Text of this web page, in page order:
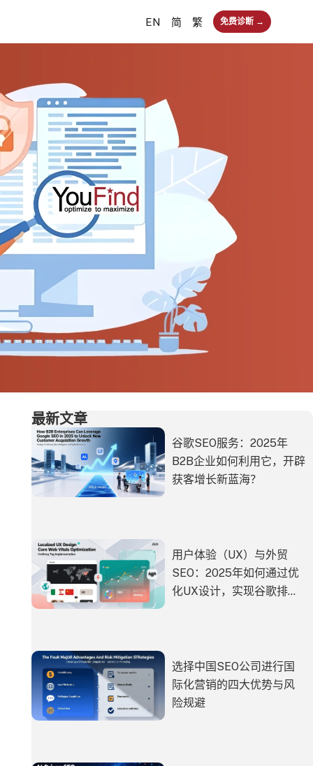
EN 简 繁 免费诊断 →
最新文章
谷歌SEO服务：2025年
B2B企业如何利用它，开辟
获客增长新蓝海？
用户体验（UX）与外贸
SEO：2025年如何通过优
化UX设计，实现谷歌排名
选择中国SEO公司进行国
际化营销的四大优势与风
险规避